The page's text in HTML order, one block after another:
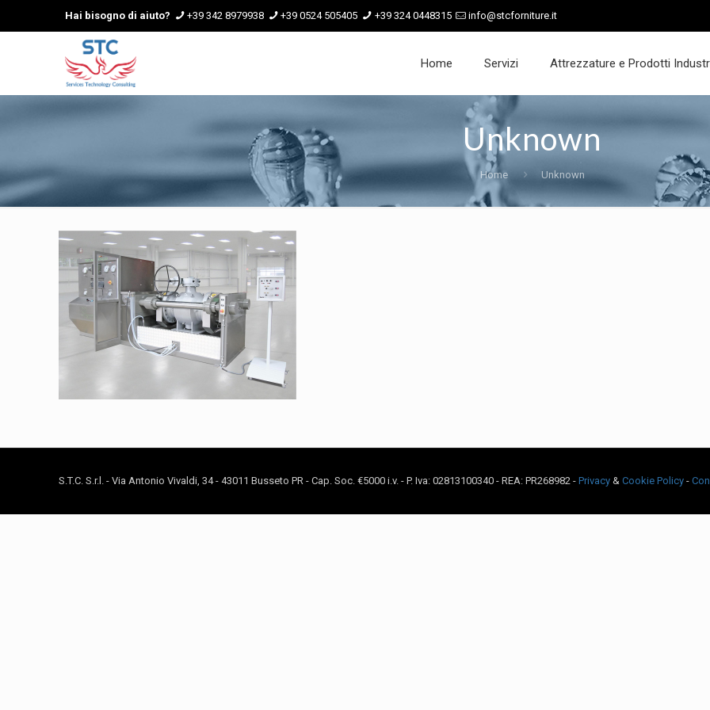
Hai bisogno di aiuto? +39 342 8979938 +39 0524 505405 +39 324 0448315 info@stcforniture.it
Home Servizi Attrezzature e Prodotti
Unknown
Home Unknown
S.T.C. S.r.l. - Via Antonio Vivaldi, 34 - 43011 Busseto PR - Cap. Soc. €5000 i.v. - P. Iva: 02813100340 - REA: PR268982 -Privacy &Cookie Policy -